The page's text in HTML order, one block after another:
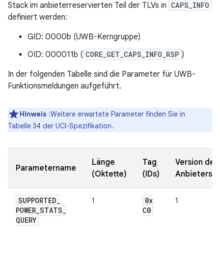
Stack im anbieterreservierten Teil der TLVs in CAPS_INFO
definiert werden:
GID: 0000b (UWB-Kerngruppe)
OID: 000011b ( CORE_GET_CAPS_INFO_RSP )
In der folgenden Tabelle sind die Parameter für UWB-
Funktionsmeldungen aufgeführt.
Hinweis :Weitere erwartete Parameter finden Sie in
Tabelle 34 der UCI-Spezifikation.
Parametername
Länge
(Oktette)
Tag
(IDs)
Version der
SUPPORTED_
POWER_STATS_
QUERY
1
0x
C0
1